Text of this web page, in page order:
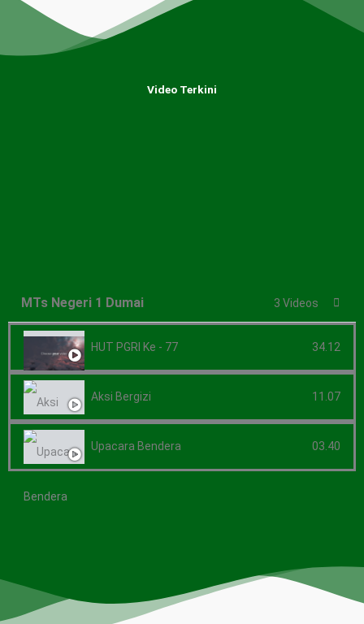
Video Terkini
MTs Negeri 1 Dumai 3 Videos
HUT PGRI Ke - 77 34.12
Aksi Bergizi 11.07
Upacara Bendera 03.40